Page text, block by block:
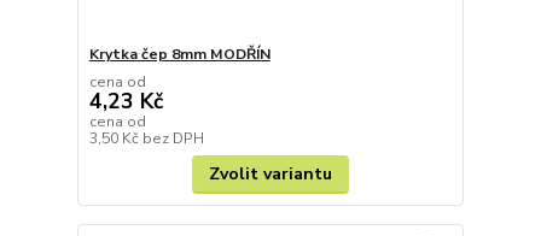
Krytka čep 8mm MODŘÍN
cena od
4,23 Kč
cena od
3,50 Kč bez DPH
Zvolit variantu